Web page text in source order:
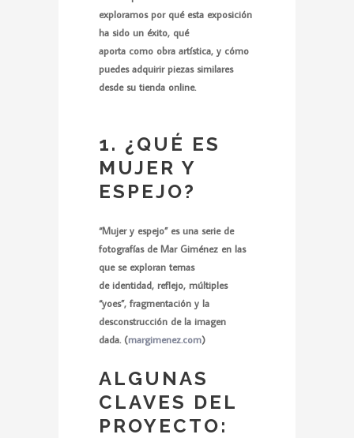
exploramos por qué esta exposición
ha sido un éxito, qué
aporta como obra artística, y cómo
puedes adquirir piezas similares
desde su tienda online.
1. ¿QUÉ ES
MUJER Y
ESPEJO?
“Mujer y espejo” es una serie de
fotografías de Mar Giménez en las
que se exploran temas
de identidad, reflejo, múltiples
“yoes”, fragmentación y la
desconstrucción de la imagen
dada. (margimenez.com)
ALGUNAS
CLAVES DEL
PROYECTO: